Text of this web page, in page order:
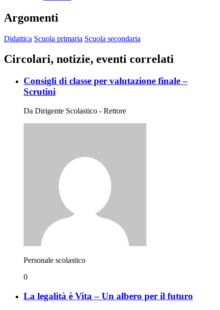
Argomenti
Didattica Scuola primaria Scuola secondaria
Circolari, notizie, eventi correlati
Consigli di classe per valutazione finale –
Scrutini
Da Dirigente Scolastico - Rettore
Personale scolastico
0
La legalità è Vita – Un albero per il futuro